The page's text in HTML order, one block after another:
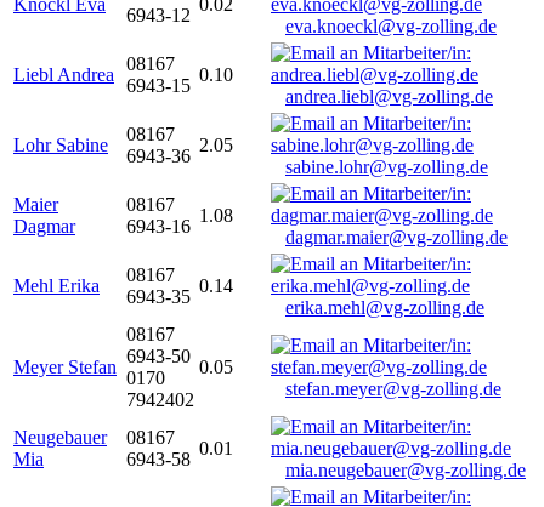
Knöckl Eva
6943-12
0.02
eva.knoeckl@vg-zolling.de
Liebl Andrea
08167
6943-15
0.10
andrea.liebl@vg-zolling.de
Lohr Sabine
08167
6943-36
2.05
sabine.lohr@vg-zolling.de
Maier
Dagmar
08167
6943-16
1.08
dagmar.maier@vg-zolling.de
Mehl Erika
08167
6943-35
0.14
erika.mehl@vg-zolling.de
Meyer Stefan
08167
6943-50
0170
7942402
0.05
stefan.meyer@vg-zolling.de
Neugebauer
Mia
08167
6943-58
0.01
mia.neugebauer@vg-zolling.de